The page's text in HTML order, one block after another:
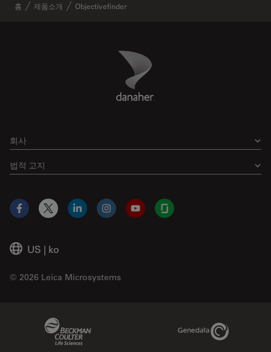
홈 제품소개 Objectivefinder
Danaher Logo
회사
법적 고지
US | ko
© 2026 Leica Microsystems
Facebook
X LinkedInInstagramYouTubeGlassdoor
Genedata Link